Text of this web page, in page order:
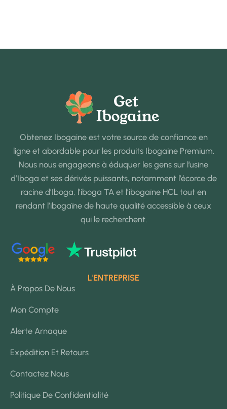
Obtenez Ibogaine est votre source de confiance en
ligne et abordable pour les produits Ibogaine Premium.
Nous nous engageons à éduquer les gens sur l’usine
d’Iboga et ses dérivés puissants, notamment l’écorce de
racine d’Iboga, l’iboga TA et l’ibogaïne HCL tout en
rendant l’ibogaïne de haute qualité accessible à ceux
qui le recherchent.
L'ENTREPRISE
À Propos De Nous
Mon Compte
Alerte Arnaque
Expédition Et Retours
Contactez Nous
Politique De Confidentialité